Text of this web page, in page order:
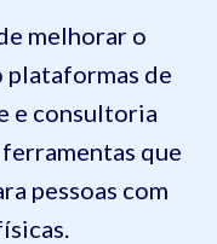
melhorar o
plataformas de
e consultoria
que
pessoas com